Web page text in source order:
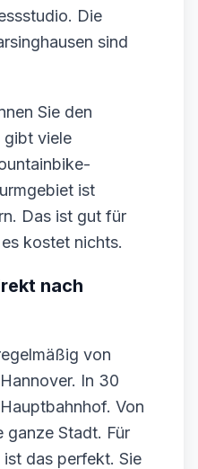
Die
sind
Sie den
gibt viele
ist
Das ist gut für
kostet nichts.
nach
von
In 30
Von
ganze Stadt. Für
das perfekt. Sie